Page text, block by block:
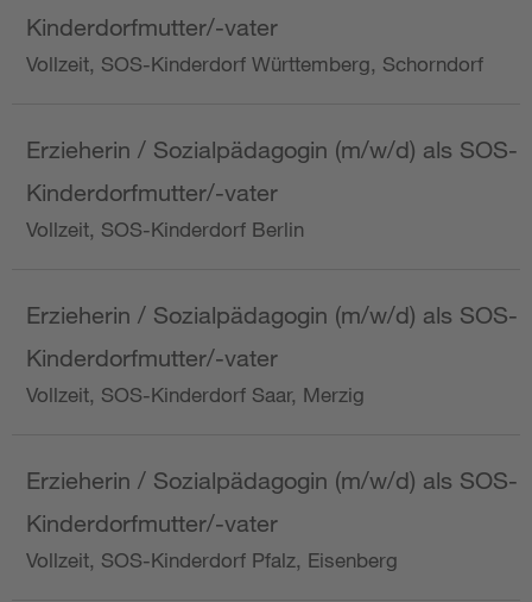
Kinderdorfmutter/-vater
Vollzeit, SOS-Kinderdorf Württemberg, Schorndorf
Erzieherin / Sozialpädagogin (m/w/d) als SOS-
Kinderdorfmutter/-vater
Vollzeit, SOS-Kinderdorf Berlin
Erzieherin / Sozialpädagogin (m/w/d) als SOS-
Kinderdorfmutter/-vater
Vollzeit, SOS-Kinderdorf Saar, Merzig
Erzieherin / Sozialpädagogin (m/w/d) als SOS-
Kinderdorfmutter/-vater
Vollzeit, SOS-Kinderdorf Pfalz, Eisenberg